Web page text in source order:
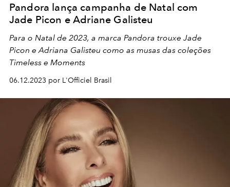
Pandora lança campanha de Natal com
Jade Picon e Adriane Galisteu
Para o Natal de 2023, a marca Pandora trouxe Jade
Picon e Adriana Galisteu como as musas das coleções
Timeless e Moments
06.12.2023 por L'Officiel Brasil